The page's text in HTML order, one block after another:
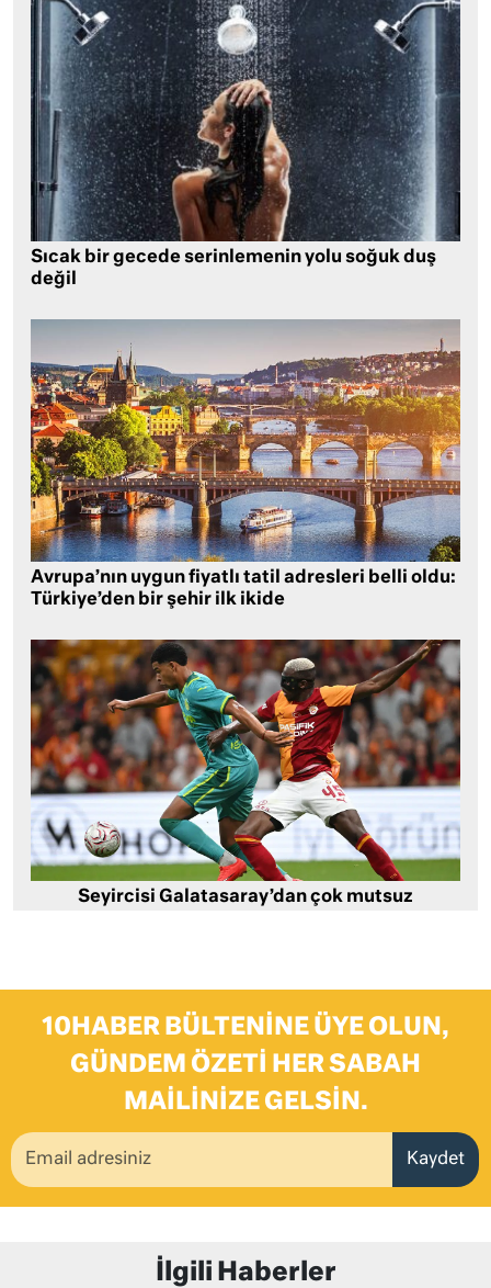
Sıcak bir gecede serinlemenin yolu soğuk duş
değil
Avrupa’nın uygun fiyatlı tatil adresleri belli oldu:
Türkiye’den bir şehir ilk ikide
Seyircisi Galatasaray’dan çok mutsuz
10HABER BÜLTENINE ÜYE OLUN,
GÜNDEM ÖZETI HER SABAH
MAILINIZE GELSIN.
Kaydet
İlgili Haberler